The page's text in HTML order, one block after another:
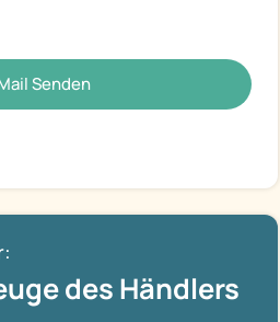
Senden
des Händlers